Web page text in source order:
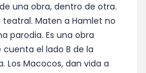
una obra, dentro de otra.
Maten a Hamlet no
parodia. Es una obra
el lado B de la
Los Macocos, dan vida a